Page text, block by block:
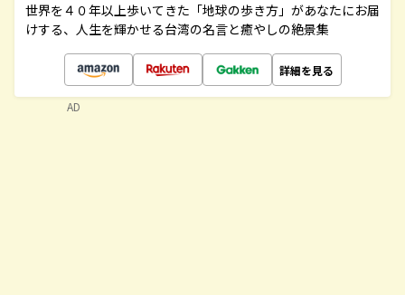
世界を４０年以上歩いてきた「地球の歩き方」があなたにお届
けする、人生を輝かせる台湾の名言と癒やしの絶景集
詳細を見る
AD